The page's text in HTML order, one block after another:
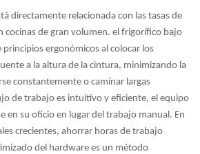
directamente relacionada con las tasas de
cocinas de gran volumen. el frigorífico bajo
principios ergonómicos al colocar los
a la altura de la cintura, minimizando la
constantemente o caminar largas
de trabajo es intuitivo y eficiente, el equipo
en su oficio en lugar del trabajo manual. En
crecientes, ahorrar horas de trabajo
del hardware es un método